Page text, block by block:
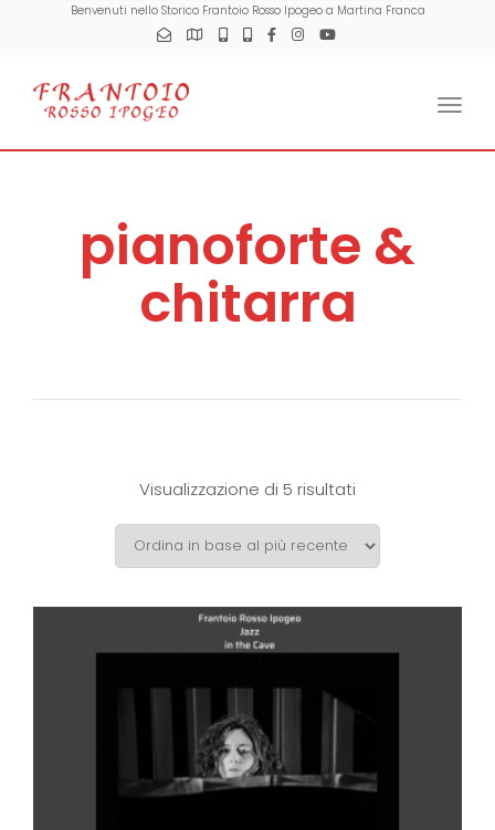
Benvenuti nello Storico Frantoio Rosso Ipogeo a Martina Franca
pianoforte &
chitarra
Visualizzazione di 5 risultati